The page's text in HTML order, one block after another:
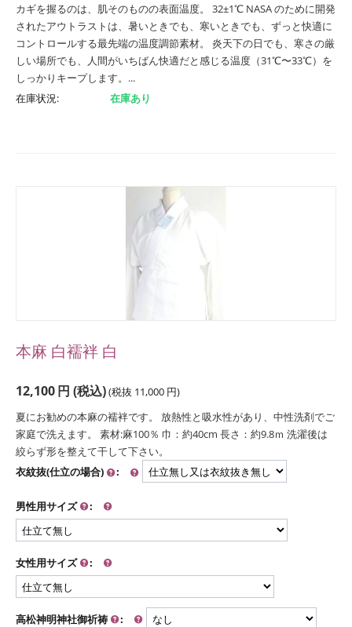
カギを握るのは、肌そのものの表面温度。 32±1℃ NASA のために開発
されたアウトラストは、暑いときでも、寒いときでも、ずっと快適に
コントロールする最先端の温度調節素材。 炎天下の日でも、寒さの厳
しい場所でも、人間がいちばん快適だと感じる温度（31℃〜33℃）を
しっかりキープします。...
在庫状況:
在庫あり
本麻 白襦袢 白
12,100円 (税込)(税抜 11,000 円)
夏にお勧めの本麻の襦袢です。 放熱性と吸水性があり、中性洗剤でご
家庭で洗えます。 素材:麻100％ 巾：約40cm 長さ：約9.8ｍ 洗濯後は
絞らず形を整えて干して下さい。
衣紋抜(仕立の場合)
:
男性用サイズ :
女性用サイズ :
高松神明神社御祈祷 :